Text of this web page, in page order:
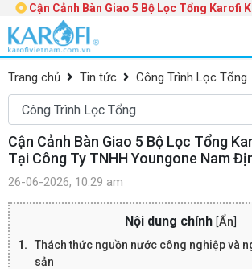
Cận Cảnh Bàn Giao 5 Bộ Lọc Tổng Karofi
ty TNHH
Trang chủ Tin tức Công Trình Lọc Tổng
Cận Cảnh Bàn Giao 5 Bộ Lọc Tổng
Tại Công Ty TNHH Youngone Nam
26-06-2026, 10:29 am
Nội dung chính [Ẩn
Thách thức nguồn nước công nghiệp và
sản